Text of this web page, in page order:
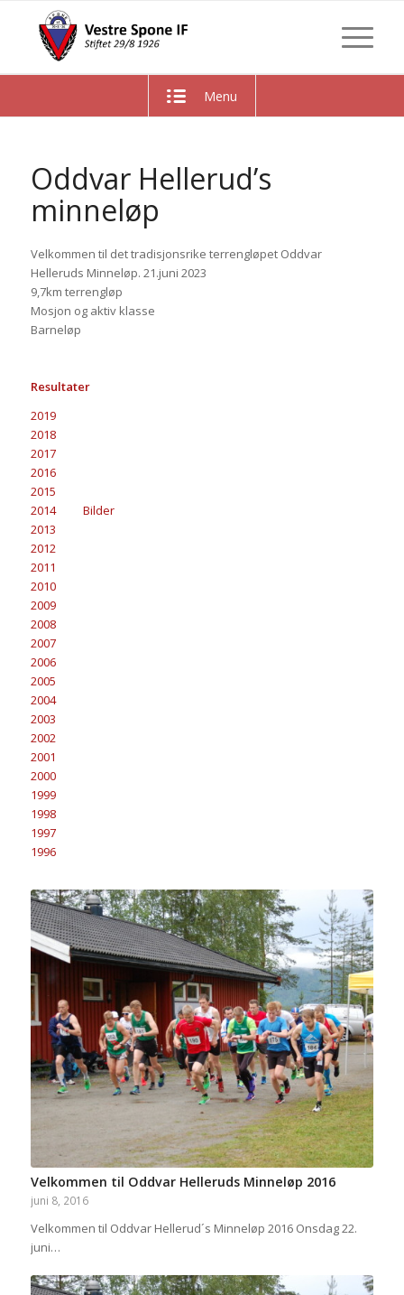
Menu
Oddvar Hellerud’s
minneløp
Velkommen til det tradisjonsrike terrengløpet Oddvar
Helleruds Minneløp. 21.juni 2023
9,7km terrengløp
Mosjon og aktiv klasse
Barneløp
Resultater
2019
2018
2017
2016
2015
2014
Bilder
2013
2012
2011
2010
2009
2008
2007
2006
2005
2004
2003
2002
2001
2000
1999
1998
1997
1996
Velkommen til Oddvar Helleruds Minneløp 2016
juni 8, 2016
Velkommen til Oddvar Hellerud´s Minneløp 2016 Onsdag 22.
juni…